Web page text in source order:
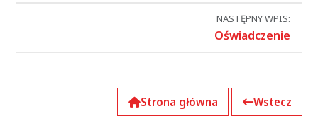
NASTĘPNY WPIS:
Oświadczenie
Strona główna Wstecz